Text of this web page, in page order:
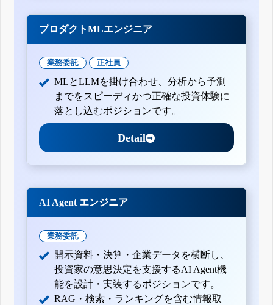
プロダクトMLエンジニア
業務委託 正社員
MLとLLMを掛け合わせ、分析から予測
までをスピーディかつ正確な投資体験に
落とし込むポジションです。
Detail
AI Agent エンジニア
業務委託
開示資料・決算・企業データを横断し、
投資家の意思決定を支援するAI Agent機
能を設計・実装するポジションです。
RAG・検索・ランキングを含む情報取